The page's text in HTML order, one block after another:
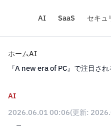
AI SaaS セキュ
ホームAI
『A new era of PC』で注目
AI
2026.06.01 00:06(更新: